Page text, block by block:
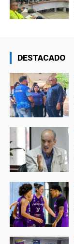
DESTACADO